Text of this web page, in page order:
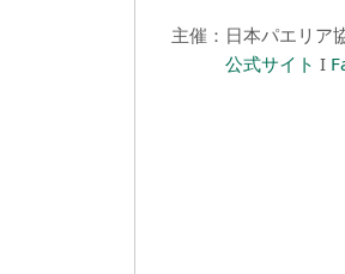
主催：日本パエリア
公式サイト I